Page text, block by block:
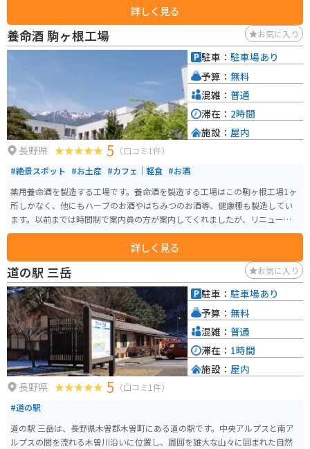
珍味に出会えるかもしれません．詳しく見る
養命酒 駒ヶ根工場 お気に入り
長野県 5 （口コミ1件）
#絶景スポット #お土産 #カフェ｜軽食 #お酒
薬用養命酒を製造する工場です。養命酒を製造する工場はこの駒ヶ根工場1ヶ
所しかなく、他にもハーブのお酒やはちみつのお酒等、健康種も製造してい
ます。以前までは時間制で案内員の方が案内してくれましたが、リニューア
ルしてからは予約不要・自由見学となりました。 養命酒やハーブのお酒、黒
酢などの試飲コーナー、お土産を購入できる店にカフェスペースもありま
す。工場からは中央アルプスと南アルプスを見ることもでき、敷地内には健康
の森という広大な散策コースもあり、森林浴をしながら気分転換もできま
す。
詳しく見る
駐車： 駐車場あり
予算： 無料
混雑： 普通
滞在： 2時間
施設： 屋内
道の駅 三岳 お気に入り
長野県 5 （口コミ1件）
#道の駅
道の駅 三岳は、長野県木曽郡木曽町にある道の駅です。中央アルプスと南ア
ルプスの間を流れる木曽川沿いに位置し、周囲を雄大な山々に囲まれた自然
駐車： 駐車場あり
予算： 無料
混雑： 普通
滞在： 1時間
施設： 屋内